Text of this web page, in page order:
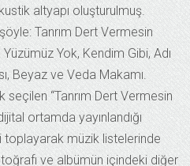
altyapı oluşturulmuş.
Tanrım Dert Vermesin
Yok, Kendim Gibi, Adı
Beyaz ve Veda Makamı.
seçilen “Tanrım Dert Vermesin
ortamda yayınlandığı
toplayarak müzik listelerinde
ve albümün içindeki diğer